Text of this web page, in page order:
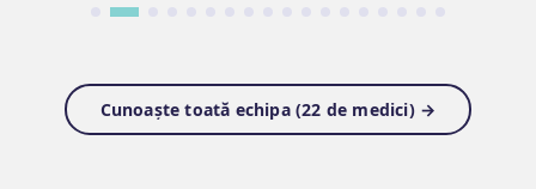
Cunoaște toată echipa (22 de medici) →